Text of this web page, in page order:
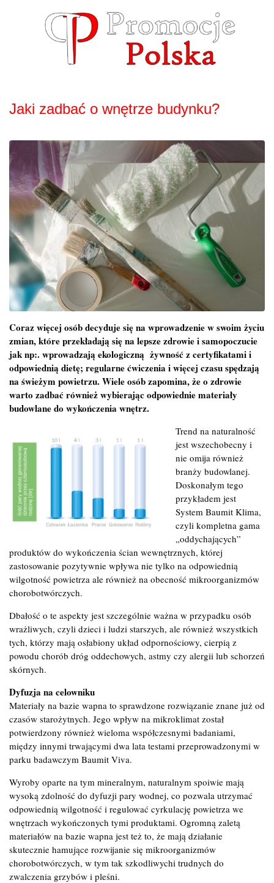
Jaki zadbać o wnętrze budynku?
Coraz więcej osób decyduje się na wprowadzenie w swoim życiu
zmian, które przekładają się na lepsze zdrowie i samopoczucie
jak np:. wprowadzają ekologiczną żywność z certyfikatami i
odpowiednią dietę; regularne ćwiczenia i więcej czasu spędzają
na świeżym powietrzu. Wiele osób zapomina, że o zdrowie
warto zadbać również wybierając odpowiednie materiały
budowlane do wykończenia wnętrz.
Trend na naturalność
jest wszechobecny i
nie omija również
branży budowlanej.
Doskonałym tego
przykładem jest
System Baumit Klima,
czyli kompletna gama
„oddychających”
produktów do wykończenia ścian wewnętrznych, której
zastosowanie pozytywnie wpływa nie tylko na odpowiednią
wilgotność powietrza ale również na obecność mikroorganizmów
chorobotwórczych.
Dbałość o te aspekty jest szczególnie ważna w przypadku osób
wrażliwych, czyli dzieci i ludzi starszych, ale również wszystkich
tych, którzy mają osłabiony układ odpornościowy, cierpią z
powodu chorób dróg oddechowych, astmy czy alergii lub schorzeń
skórnych.
Dyfuzja na celowniku
Materiały na bazie wapna to sprawdzone rozwiązanie znane już od
czasów starożytnych. Jego wpływ na mikroklimat został
potwierdzony również wieloma współczesnymi badaniami,
między innymi trwającymi dwa lata testami przeprowadzonymi w
parku badawczym Baumit Viva.
Wyroby oparte na tym mineralnym, naturalnym spoiwie mają
wysoką zdolność do dyfuzji pary wodnej, co pozwala utrzymać
odpowiednią wilgotność i regulować cyrkulację powietrza we
wnętrzach wykończonych tymi produktami. Ogromną zaletą
materiałów na bazie wapna jest też to, że mają działanie
skutecznie hamujące rozwijanie się mikroorganizmów
chorobotwórczych, w tym tak szkodliwychi trudnych do
zwalczenia grzybów i pleśni.